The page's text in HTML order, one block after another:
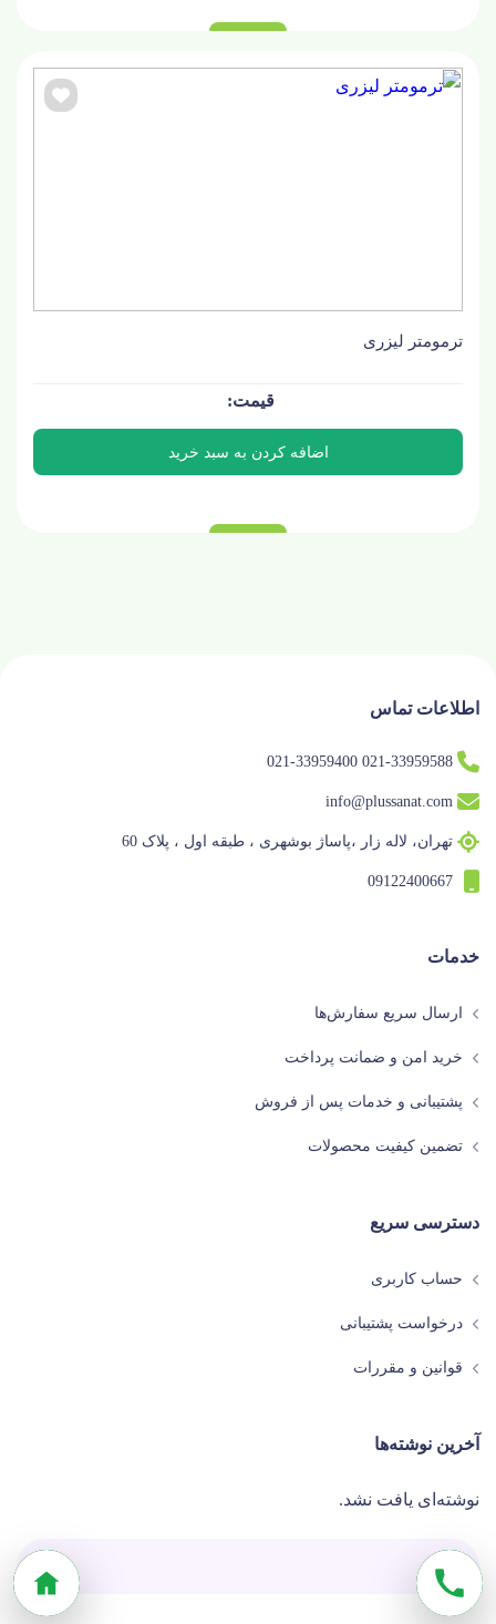
ترمومتر لیزری
اطلاعات تماس
021-33959588 021-33959400
info@plussanat.com
تهران، لاله زار ،پاساژ بوشهری ، طبقه اول ، پلاک 60
09122400667
خدمات
ارسال سریع سفارش‌ها
خرید امن و ضمانت پرداخت
پشتیبانی و خدمات پس از فروش
تضمین کیفیت محصولات
دسترسی سریع
حساب کاربری
درخواست پشتیبانی
قوانین و مقررات
آخرین نوشته‌ها
نوشته‌ای یافت نشد.